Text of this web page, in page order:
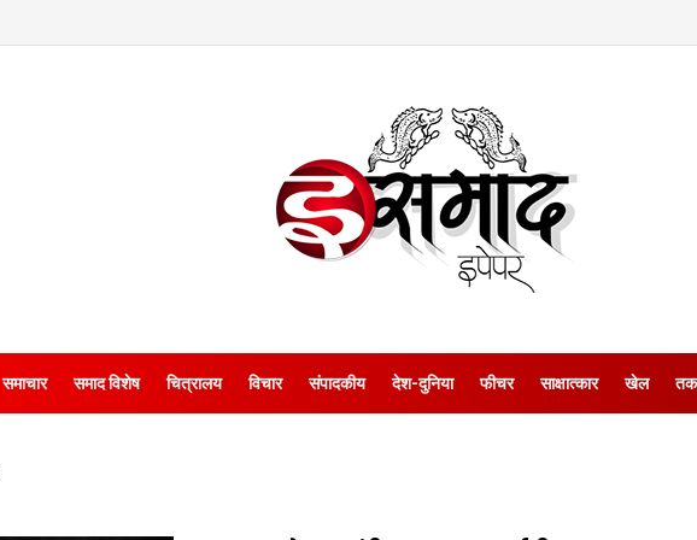
समाचार समाद विशेष चित्रालय विचार संपादकीय देश-दुनिया फीचर साक्षात्‍कार खेल